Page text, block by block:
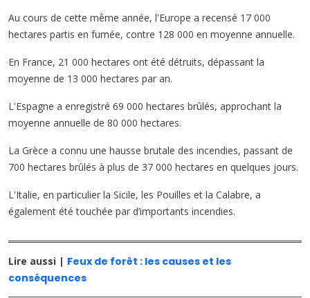
Au cours de cette même année, l'Europe a recensé 17 000
hectares partis en fumée, contre 128 000 en moyenne annuelle.
En France, 21 000 hectares ont été détruits, dépassant la
moyenne de 13 000 hectares par an.
L'Espagne a enregistré 69 000 hectares brûlés, approchant la
moyenne annuelle de 80 000 hectares.
La Grèce a connu une hausse brutale des incendies, passant de
700 hectares brûlés à plus de 37 000 hectares en quelques jours.
L'Italie, en particulier la Sicile, les Pouilles et la Calabre, a
également été touchée par d’importants incendies.
Lire aussi | Feux de forêt : les causes et les
conséquences